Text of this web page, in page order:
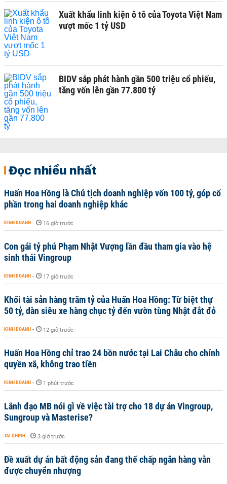
Xuất khẩu linh kiện ô tô của Toyota Việt Nam
vượt mốc 1 tỷ USD
BIDV sắp phát hành gần 500 triệu cổ phiếu,
tăng vốn lên gần 77.800 tỷ
Đọc nhiều nhất
Huấn Hoa Hồng là Chủ tịch doanh nghiệp vốn 100 tỷ, góp cổ
phần trong hai doanh nghiệp khác
KINH DOANH - 16 giờ trước
Con gái tỷ phú Phạm Nhật Vượng lần đầu tham gia vào hệ
sinh thái Vingroup
KINH DOANH - 17 giờ trước
Khối tài sản hàng trăm tỷ của Huấn Hoa Hồng: Từ biệt thự
50 tỷ, dàn siêu xe hàng chục tỷ đến vườn tùng Nhật đắt đỏ
KINH DOANH - 12 giờ trước
Huấn Hoa Hồng chỉ trao 24 bồn nước tại Lai Châu cho chính
quyền xã, không trao tiền
KINH DOANH - 1 phút trước
Lãnh đạo MB nói gì về việc tài trợ cho 18 dự án Vingroup,
Sungroup và Masterise?
TÀI CHÍNH - 3 giờ trước
Đề xuất dự án bất động sản đang thế chấp ngân hàng vẫn
được chuyển nhượng